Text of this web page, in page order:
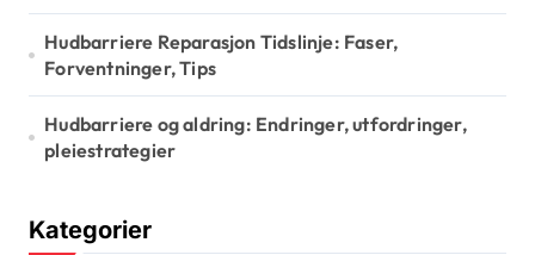
Hudbarriere Reparasjon Tidslinje: Faser,
Forventninger, Tips
Hudbarriere og aldring: Endringer, utfordringer,
pleiestrategier
Kategorier